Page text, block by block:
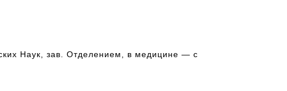
Наук, зав. Отделением, в медицине — с